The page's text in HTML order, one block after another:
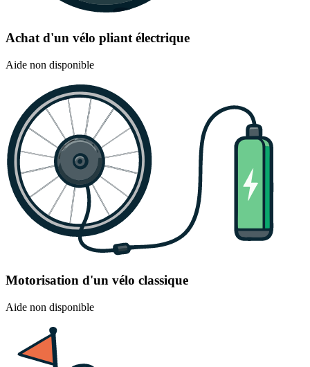
Achat d'un vélo pliant électrique
Aide non disponible
Motorisation d'un vélo classique
Aide non disponible